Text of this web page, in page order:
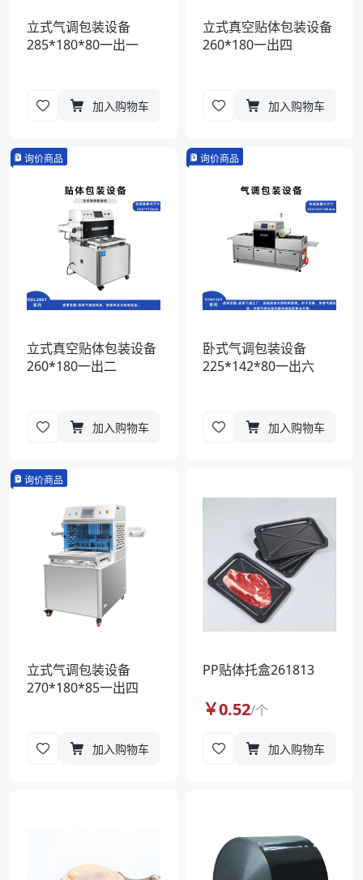
立式气调包装设备
285*180*80一出一
加入购物车
立式真空贴体包装设备
260*180一出四
加入购物车
询价商品
立式真空贴体包装设备
260*180一出二
加入购物车
询价商品
卧式气调包装设备
225*142*80一出六
加入购物车
询价商品
立式气调包装设备
270*180*85一出四
加入购物车
PP贴体托盒261813
￥0.52/个
加入购物车